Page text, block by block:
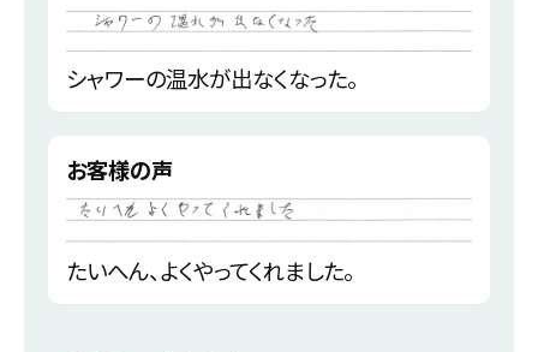
シャワーの温水が出なくなった。
お客様の声
たいへん、よくやってくれました。